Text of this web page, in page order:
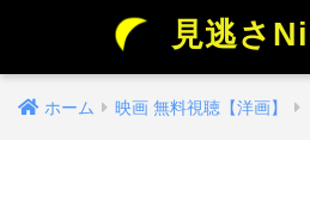
見逃さ
ホーム 映画 無料視聴【洋画】